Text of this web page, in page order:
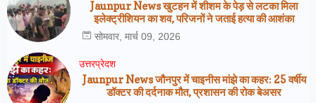
Jaunpur News खुटहन में शीशम के पेड़ से लटका मिला
इलेक्ट्रीशियन का शव, परिजनों ने जताई हत्या की आशंका
सोमवार, मार्च 09, 2026
उत्तरप्रेदश
Jaunpur News जौनपुर में चाइनीस मांझे का कहर: 25 वर्षीय
डॉक्टर की दर्दनाक मौत, प्रशासन की रोक बेअसर